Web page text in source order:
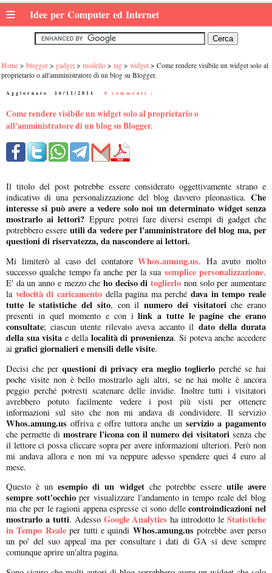
≡ Idee per Computer ed Internet
Home blogger gadget modello tag widget
Come rendere visibile un widget solo al
proprietario o all'amministratore di un blog su Blogger.
Aggiornato: 16/11/2011 6 commenti :
Come rendere visibile un widget solo al proprietario o
all'amministratore di un blog su Blogger.
Il titolo del post potrebbe essere considerato oggettivamente strano e
indicativo di una personalizzazione del blog davvero pleonastica. Che
interesse si può avere a vedere solo noi un determinato widget senza
mostrarlo ai lettori? Eppure potrei fare diversi esempi di gadget che
potrebbero essere utili da vedere per l'amministratore del blog ma, per
questioni di riservatezza, da nascondere ai lettori.
Mi limiterò al caso del contatore Whos.amung.us. Ha avuto molto
successo qualche tempo fa anche per la sua semplice personalizzazione.
E' da un anno e mezzo che ho deciso ditoglierlo non solo per aumentare
la velocità di caricamentodella pagina ma perchédava in tempo reale
tutte le statistiche del sito, con ilnumero dei visitatoriche erano
presenti in quel momento e con ilink a tutte le pagine che erano
consultate; ciascun utente rilevato aveva accanto il dato della durata
della sua visita e dellalocalità di provenienza. Si poteva anche accedere
ai grafici giornalieri e mensili delle visite.
Decisi che per questioni di privacy era meglio toglierlo perché se hai
poche visite non è bello mostrarlo agli altri, se ne hai molte è ancora
peggio perché potresti scatenare delle invidie. Inoltre tutti i visitatori
avrebbero potuto facilmente vedere i post più visti per ottenere
informazioni sul sito che non mi andava di condividere. Il servizio
Whos.amung.us offriva e offre tuttora anche un servizio a pagamento
che permette di mostrare l'icona con il numero dei visitatori senza che
il lettore ci possa cliccare sopra per avere informazioni ulteriori. Però non
mi andava allora e non mi va neppure adesso spendere quei 4 euro al
mese.
Questo è unesempio di un widgetche potrebbe essereutile avere
sempre sott'occhioper visualizzare l'andamento in tempo reale del blog
ma che per le ragioni appena espresse ci sono dellecontroindicazioni nel
mostrarlo a tutti. Adesso Google Analytics ha introdotto leStatistiche
in Tempo Realeper tutti e quindi Whos.amung.uspotrebbe aver perso
un po' del suo appeal ma per consultare i dati di GA si deve sempre
comunque aprire un'altra pagina.